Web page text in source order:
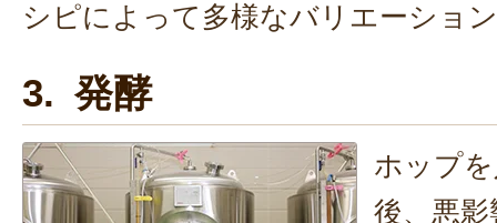
シピによって多様なバリエーショ
3. 発酵
ホップ
後、悪